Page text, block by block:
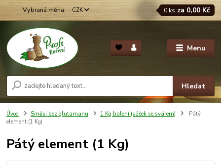
Menu
CZK
Hledat
0 ks za 0,00 Kč
Úvod Směsi bez glutamanu 1 Kg balení (sáček se svárem)
Pátý
element (1 Kg)
Pátý element (1 Kg)